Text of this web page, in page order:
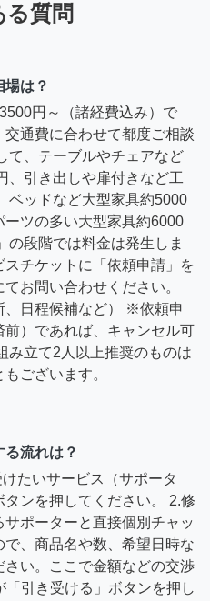
る質問
は？
円～（諸経費込み）で
通費に合わせて都度ご相談
て、テーブルやチェアなど
、引き出しや扉付きなど工
ベッドなど大型家具約5000
ツの多い大型家具約6000
の段階では料金は発生しま
チケットに「依頼申請」を
お問い合わせください。
、日程候補など） ※依頼申
）であれば、キャンセル可
立て2人以上推奨のものは
ございます。
流れは？
たいサービス（サポータ
ンを押してください。 2.修
ポーターと直接個別チャッ
で、商品名や数、希望日時な
い。ここで金額などの交渉
「引き受ける」ボタンを押し